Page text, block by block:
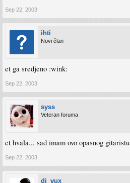
Sep 22, 2003
ihti
Novi član
et ga sredjeno :wink:
Sep 22, 2003
syss
Veteran foruma
et hvala... sad imam ovo opasnog gitaristu
Sep 22, 2003
dj_vux